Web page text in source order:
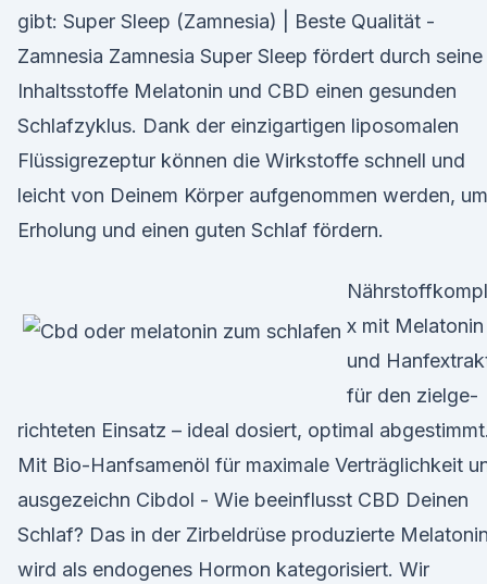
gibt: Super Sleep (Zamnesia) | Beste Qualität -
Zamnesia Zamnesia Super Sleep fördert durch seine
Inhaltsstoffe Melatonin und CBD einen gesunden
Schlafzyklus. Dank der einzigartigen liposomalen
Flüssigrezeptur können die Wirkstoffe schnell und
leicht von Deinem Körper aufgenommen werden, um
Erholung und einen guten Schlaf fördern.
x mit Melatonin
und
für den zielge­
richteten Einsatz – ideal dosiert, optimal abgestimmt.
Mit Bio-Hanfsamenöl für maximale Verträglichkeit
ausgezeichn Cibdol - Wie beeinflusst CBD Deinen
Schlaf? Das in der Zirbeldrüse produzierte Melatonin
wird als endogenes Hormon kategorisiert. Wir